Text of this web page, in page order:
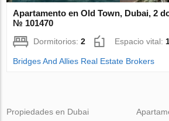
Apartamento en Old Town, Dubai, 2
№ 101470
Dormitorios:2 Espacio vital:
Bridges And Allies Real Estate Brokers
Propiedades en Dubai